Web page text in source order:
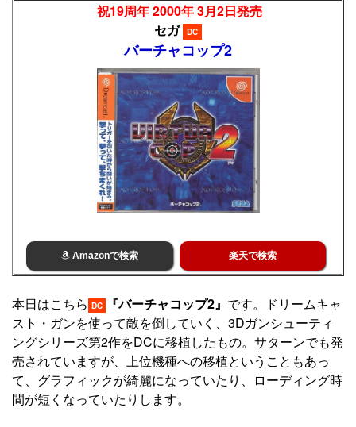
祝19周年 2000年 3月2日発売
セガ
DC
バーチャコップ2
Amazonで検索 楽天で検索
本日はこちら DC 『バーチャコップ2』 です。ドリームキャ
スト・ガンを使って敵を倒していく、3Dガンシューティ
ングシリーズ第2作をDCに移植したもの。サターンでも発
売されていますが、上位機種への移植ということもあっ
て、グラフィックが綺麗になっていたり、ローディング時
間が短くなっていたりします。